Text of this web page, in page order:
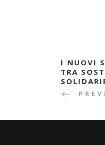
I NUOVI
TRA